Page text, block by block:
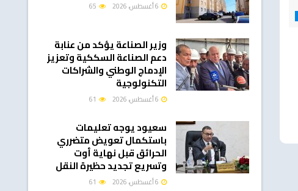
وزير الصناعة يؤكد من عنابة
دعم الصناعة السككية وتعزيز
الإدماج الوطني والشراكات
التكنولوجية
سعيود يوجه تعليمات
باستكمال تعويض متضرري
الحرائق قبل نهاية أوت
وتسريع تجديد حظيرة النقل